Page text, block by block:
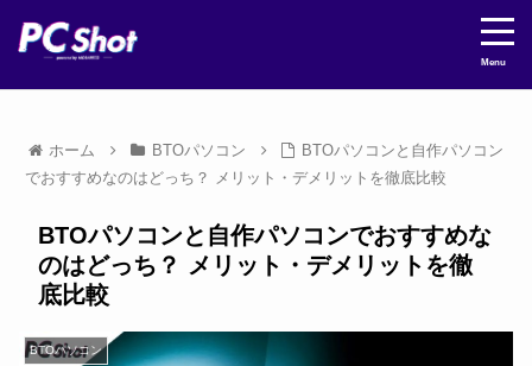
Menu
ホーム BTOパソコン
BTOパソコンと自作パソコン
でおすすめなのはどっち？ メリット・デメリットを徹底比較
BTOパソコンと自作パソコンでおすすめな
のはどっち？ メリット・デメリットを徹
底比較
BTOパソコン